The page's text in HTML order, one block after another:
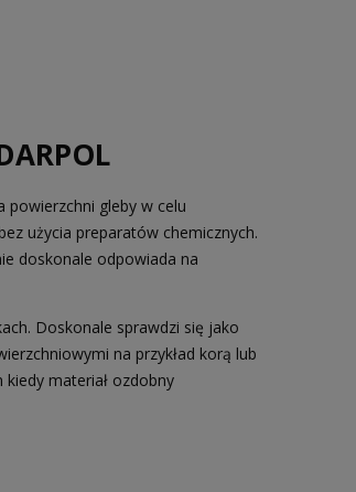
powierzchni gleby w celu
użycia preparatów chemicznych.
doskonale odpowiada na
Doskonale sprawdzi się jako
na przykład korą lub
materiał ozdobny